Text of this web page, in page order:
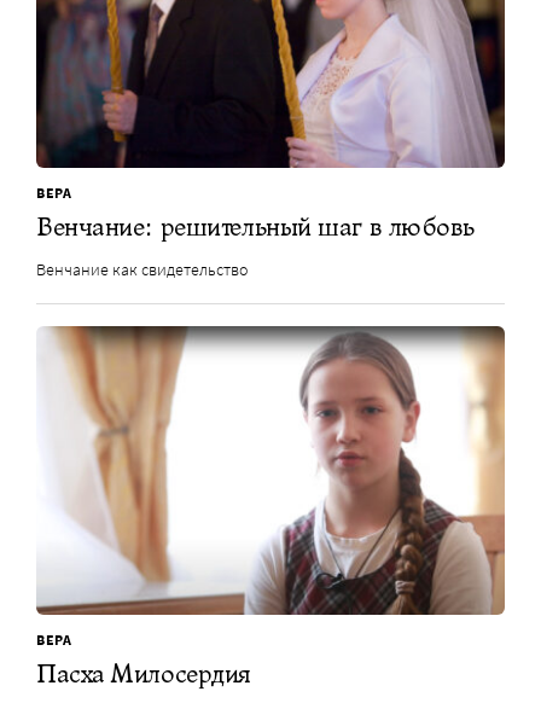
ВЕРА
Венчание: решительный шаг в любовь
Венчание как свидетельство
ВЕРА
Пасха Милосердия